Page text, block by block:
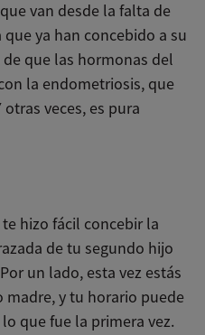
van desde la falta de
ya han concebido a su
que las hormonas del
la endometriosis, que
veces, es pura
hizo fácil concebir la
de tu segundo hijo
un lado, esta vez estás
y tu horario puede
que fue la primera vez.